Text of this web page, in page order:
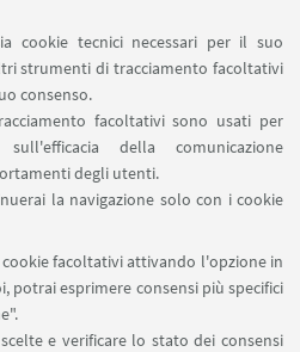
cookie tecnici necessari per il suo
strumenti di tracciamento facoltativi
consenso.
facoltativi sono usati per
della comunicazione
degli utenti.
la navigazione solo con i cookie
facoltativi attivando l'opzione in
potrai esprimere consensi più specifici
e verificare lo stato dei consensi
Bologna, Italia